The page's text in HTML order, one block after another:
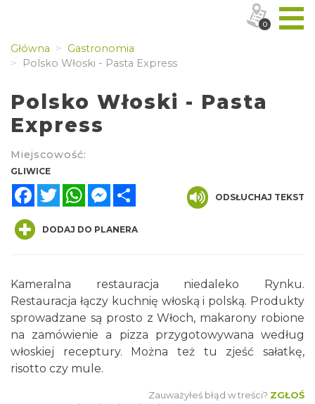
Główna
Gastronomia
Polsko Włoski - Pasta Express
Polsko Włoski - Pasta
Express
Miejscowość:
GLIWICE
FacebookTwitterWhatsAppMessenger
ODSŁUCHAJ TEKST
DODAJ DO PLANERA
Kameralna restauracja niedaleko Rynku.
Restauracja łączy kuchnię włoską i polską. Produkty
sprowadzane są prosto z Włoch, makarony robione
na zamówienie a pizza przygotowywana według
włoskiej receptury. Można też tu zjeść sałatkę,
risotto czy mule.
Zauważyłeś błąd w treści? ZGŁOŚ
0